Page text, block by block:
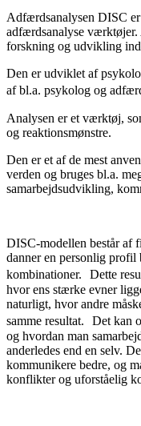
Adfærdsanalysen DISC
adfærdsanalyse værktøjer.
forskning og udvikling
Den er udviklet af
af bl.a. psykolog og
Analysen er et værktøj,
og reaktionsmønstre.
Den er et af de mest
verden og bruges bl.a.
samarbejdsudvikling,
DISC-modellen består af
danner en personlig
kombinationer. Dette
hvor ens stærke evner
naturligt, hvor andre
samme resultat. Det kan
og hvordan man
anderledes end en selv.
kommunikere bedre, og
konflikter og uforståelig